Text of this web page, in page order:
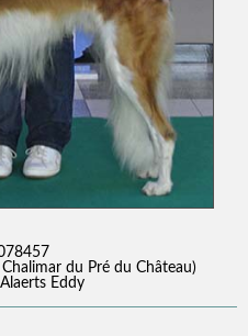
du Pré du Château)
Eddy